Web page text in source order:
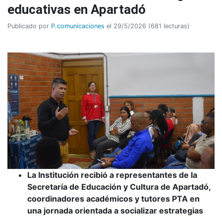
educativas en Apartadó
Publicado por P.comunicaciones el 29/5/2026 (681 lecturas)
La Institución recibió a representantes de la
Secretaría de Educación y Cultura de Apartadó,
coordinadores académicos y tutores PTA en
una jornada orientada a socializar estrategias